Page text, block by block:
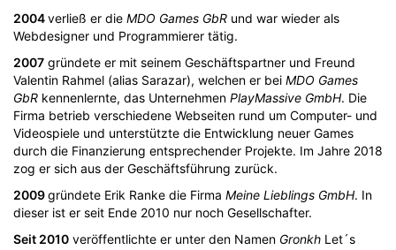
2004verließ er die MDO Games GbR und war wieder als
Webdesigner und Programmierer tätig.
2007 gründete er mit seinem Geschäftspartner und Freund
Valentin Rahmel (alias Sarazar), welchen er bei MDO Games
GbR kennenlernte, das Unternehmen PlayMassive GmbH. Die
Firma betrieb verschiedene Webseiten rund um Computer- und
Videospiele und unterstützte die Entwicklung neuer Games
durch die Finanzierung entsprechender Projekte. Im Jahre 2018
zog er sich aus der Geschäftsführung zurück.
2009gründete Erik Ranke die Firma Meine Lieblings GmbH. In
dieser ist er seit Ende 2010 nur noch Gesellschafter.
Seit 2010 veröffentlichte er unter den Namen Gronkh Let´s